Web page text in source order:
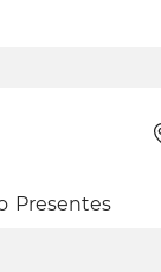
Presentes